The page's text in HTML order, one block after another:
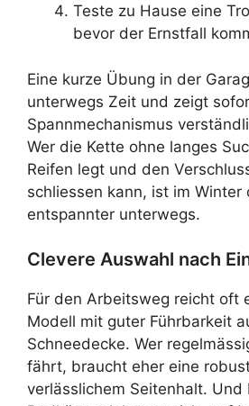
Teste zu Hause eine
bevor der Ernstfall
Eine kurze Übung in der
unterwegs Zeit und zeigt
Spannmechanismus
Wer die Kette ohne langes
Reifen legt und den
schliessen kann, ist im Winter
entspannter unterwegs.
Clevere Auswahl nach
Für den Arbeitsweg reicht oft
Modell mit guter Führbarkeit
Schneedecke. Wer
fährt, braucht eher eine
verlässlichem Seitenhalt. Und